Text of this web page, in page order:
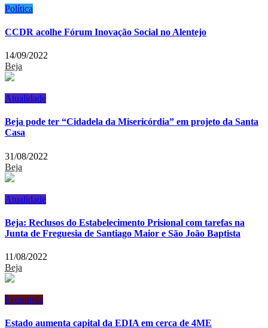
Política
CCDR acolhe Fórum Inovação Social no Alentejo
14/09/2022
Beja
Atualidade
Beja pode ter “Cidadela da Misericórdia” em projeto da Santa
Casa
31/08/2022
Beja
Atualidade
Beja: Reclusos do Estabelecimento Prisional com tarefas na
Junta de Freguesia de Santiago Maior e São João Baptista
11/08/2022
Beja
Economia
Estado aumenta capital da EDIA em cerca de 4ME